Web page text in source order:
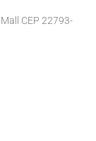
CEP 22793-